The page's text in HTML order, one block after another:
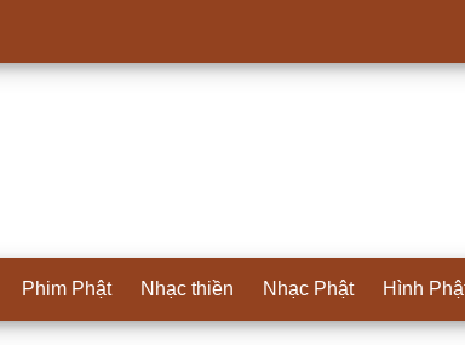
Phim Phật Nhạc thiền Nhạc Phật Hình